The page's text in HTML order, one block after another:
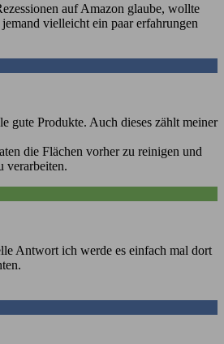
auf Amazon glaube, wollte
vielleicht ein paar erfahrungen
gute Produkte. Auch dieses zählt meiner
die Flächen vorher zu reinigen und
verarbeiten.
Antwort ich werde es einfach mal dort